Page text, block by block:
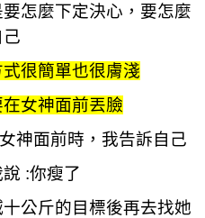
怎麼下定決心，要怎麼
很簡單也很膚淺
女神面前丟臉
神面前時，我告訴自己
:你瘦了
公斤的目標後再去找她